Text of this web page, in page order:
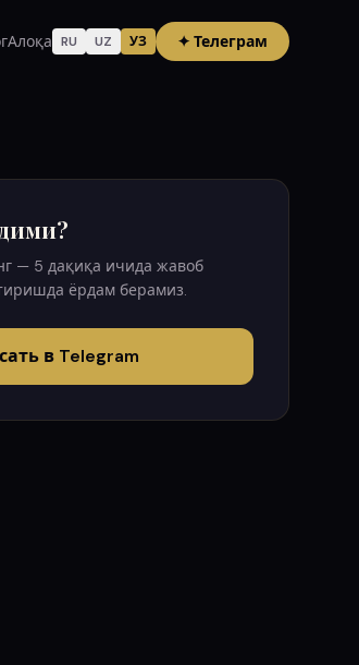
Алоқа RU UZ УЗ ✦ Телеграм
— 5 дақиқа ичида жавоб
ёрдам берамиз.
в Telegram